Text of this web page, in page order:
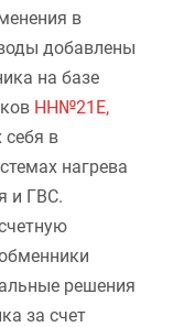
в
добавлены
на базе
НН№21Е,
в
нагрева
и ГВС.
решения
за счет